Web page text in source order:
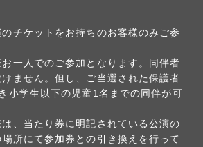
チケットをお持ちのお客様のみご参
一人でのご参加となります。同伴者
ません。但し、ご当選された保護者
小学生以下の児童1名までの同伴が可
、当たり券に明記されている公演の
所にて参加券との引き換えを行って